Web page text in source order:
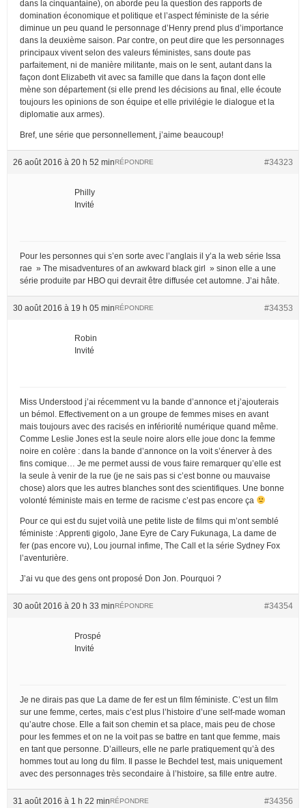
dans la cinquantaine), on aborde peu la question des rapports de
domination économique et politique et l’aspect féministe de la série
diminue un peu quand le personnage d’Henry prend plus d’importance
dans la deuxième saison. Par contre, on peut dire que les personnages
principaux vivent selon des valeurs féministes, sans doute pas
parfaitement, ni de manière militante, mais on le sent, autant dans la
façon dont Elizabeth vit avec sa famille que dans la façon dont elle
mène son département (si elle prend les décisions au final, elle écoute
toujours les opinions de son équipe et elle privilégie le dialogue et la
diplomatie aux armes).
Bref, une série que personnellement, j’aime beaucoup!
26 août 2016 à 20 h 52 min #34323
RÉPONDRE
Philly
Invité
Pour les personnes qui s’en sorte avec l’anglais il y’a la web série Issa
rae » The misadventures of an awkward black girl » sinon elle a une
série produite par HBO qui devrait être diffusée cet automne. J’ai hâte.
30 août 2016 à 19 h 05 min #34353
RÉPONDRE
Robin
Invité
Miss Understood j’ai récemment vu la bande d’annonce et j’ajouterais
un bémol. Effectivement on a un groupe de femmes mises en avant
mais toujours avec des racisés en infériorité numérique quand même.
Comme Leslie Jones est la seule noire alors elle joue donc la femme
noire en colère : dans la bande d’annonce on la voit s’énerver à des
fins comique… Je me permet aussi de vous faire remarquer qu’elle est
la seule à venir de la rue (je ne sais pas si c’est bonne ou mauvaise
chose) alors que les autres blanches sont des scientifiques. Une bonne
volonté féministe mais en terme de racisme c’est pas encore ça
Pour ce qui est du sujet voilà une petite liste de films qui m’ont semblé
féministe : Apprenti gigolo, Jane Eyre de Cary Fukunaga, La dame de
fer (pas encore vu), Lou journal infime, The Call et la série Sydney Fox
l’aventurière.
J’ai vu que des gens ont proposé Don Jon. Pourquoi ?
30 août 2016 à 20 h 33 min #34354
RÉPONDRE
Prospé
Invité
Je ne dirais pas que La dame de fer est un film féministe. C’est un film
sur une femme, certes, mais c’est plus l’histoire d’une self-made woman
qu’autre chose. Elle a fait son chemin et sa place, mais peu de chose
pour les femmes et on ne la voit pas se battre en tant que femme, mais
en tant que personne. D’ailleurs, elle ne parle pratiquement qu’à des
hommes tout au long du film. Il passe le Bechdel test, mais uniquement
avec des personnages très secondaire à l’histoire, sa fille entre autre.
31 août 2016 à 1 h 22 min #34356
RÉPONDRE